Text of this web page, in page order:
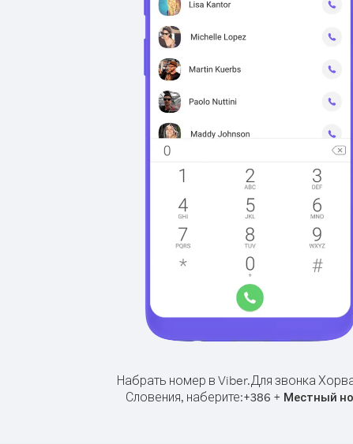
Набрать номер в Viber.Для звонка
Словения, наберите:+386 + Местный